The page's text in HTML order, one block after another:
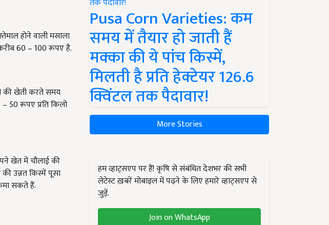
होने वाली मसाला
60 – 100 रूपए है.
की खेती करते समय
50 रूपए प्रति किलो
खेत में चौलाई की
उन्नत किस्में पूसा
सकते हैं.
Pusa Corn Varieties: कम
समय में तैयार हो जाती हैं
मक्का की ये पांच किस्में,
मिलती है प्रति हेक्टेयर 126.6
क्विंटल तक पैदावार!
More Stories
हम व्हाट्सएप पर हैं! कृषि से संबंधित देशभर की सभी
लेटेस्ट ख़बरें मोबाइल में पढ़ने के लिए हमारे व्हाट्सएप से
जुड़ें.
Join on WhatsApp